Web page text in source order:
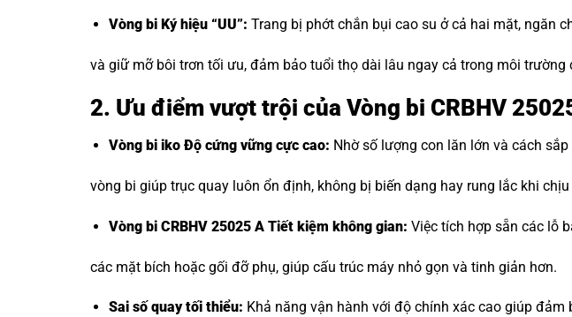
Vòng bi Ký hiệu “UU”: Trang bị phớt chắn bụi cao su ở cả hai mặt, ngăn
và giữ mỡ bôi trơn tối ưu, đảm bảo tuổi thọ dài lâu ngay cả trong môi trường
2. Ưu điểm vượt trội của Vòng bi CRBHV
Vòng bi ikoĐộ cứng vững cực cao: Nhờ số lượng con lăn lớn và cách sắp
vòng bi giúp trục quay luôn ổn định, không bị biến dạng hay rung lắc khi
Vòng bi CRBHV 25025 A Tiết kiệm không gian: Việc tích hợp sẵn các lỗ
các mặt bích hoặc gối đỡ phụ, giúp cấu trúc máy nhỏ gọn và tinh giản hơn.
Sai số quay tối thiểu: Khả năng vận hành với độ chính xác cao giúp đảm